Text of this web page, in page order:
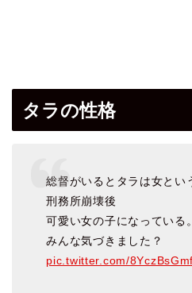
タラの性格
総督がいるとタラは女とい
刑務所崩壊後
可愛い女の子になっている。
みんな気づきました？
pic.twitter.com/